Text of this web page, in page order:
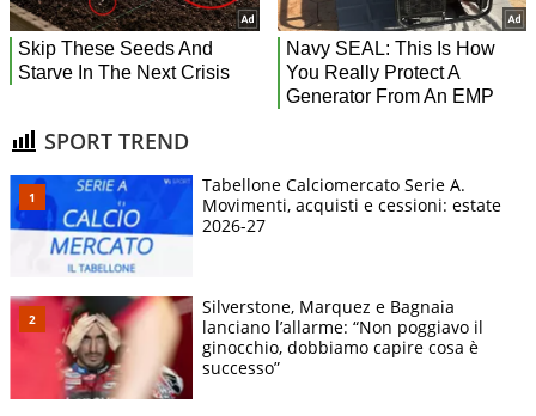
SPORT TREND
Tabellone Calciomercato Serie A.
Movimenti, acquisti e cessioni: estate
2026-27
Silverstone, Marquez e Bagnaia
lanciano l’allarme: “Non poggiavo il
ginocchio, dobbiamo capire cosa è
successo”